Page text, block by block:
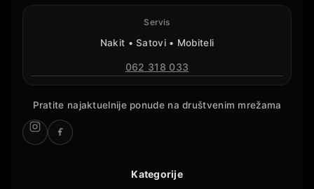
Servis
Nakit • Satovi • Mobiteli
062 318 033
Pratite najaktuelnije ponude na društvenim mrežama
Kategorije